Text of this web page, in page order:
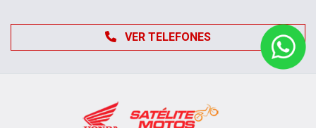
VER TELEFONES